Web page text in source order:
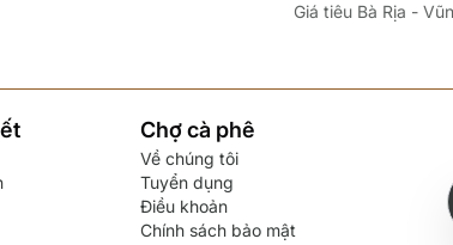
Giá tiêu Bà Rịa -
Chợ cà phê
Về chúng tôi
Tuyển dụng
Điều khoản
Chính sách bảo mật